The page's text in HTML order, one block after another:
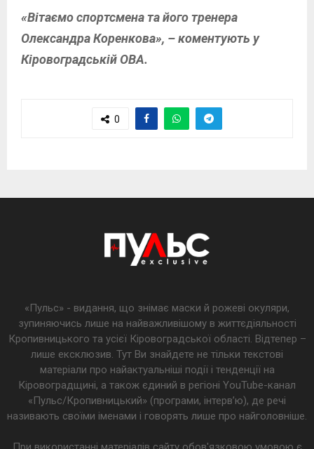
«Вітаємо спортсмена та його тренера
Олександра Коренкова», – коментують у
Кіровоградській ОВА.
0
«Пульс» - видання, що знімає маски й рожеві окуляри,
зупиняючись лише на найважливішому в життєдіяльності
Кропивницького та усієї Кіровоградської області. Відтепер –
лише ексклюзив. Тут Ви знайдете не тільки текстові
матеріали про найактуальніші події і тенденції на
Кіровоградщині, а також єдиний в регіоні YouTube-канал
«Пульс/Кропивницький» (програми, інтерв’ю), де речі
називають своїми іменами і говорять лише про найголовніше.